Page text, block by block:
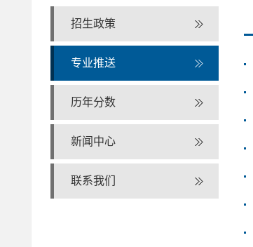
招生政策
专业推送
历年分数
新闻中心
联系我们